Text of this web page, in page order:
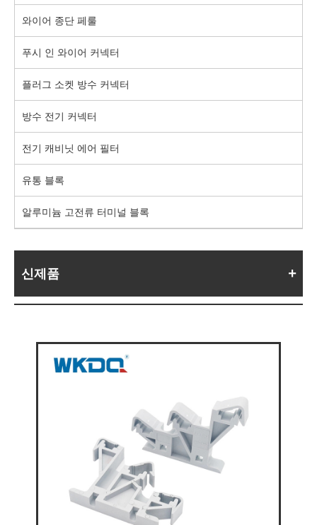
와이어 종단 페룰
푸시 인 와이어 커넥터
플러그 소켓 방수 커넥터
방수 전기 커넥터
전기 캐비닛 에어 필터
유통 블록
알루미늄 고전류 터미널 블록
신제품